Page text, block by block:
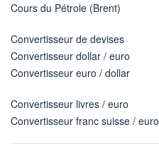
Cours du Pétrole (Brent)
Convertisseur de devises
Convertisseur dollar / euro
Convertisseur euro / dollar
Convertisseur livres / euro
Convertisseur franc suisse / euro